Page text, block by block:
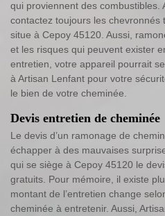
qui proviennent des combustibles.
contactez toujours les chevronnés
situe à Cepoy 45120. Aussi,
et les risques qui peuvent exister
entretien, votre appareil pourrait
à Artisan Lenfant pour votre
le bien de votre cheminée.
Devis entretien de cheminée
Le devis d’un ramonage de
échapper à des mauvaises
qui se siège à Cepoy 45120 le
gratuits. Pour mémoire, il existe
montant de l’entretien change
cheminée à entretenir. Aussi,